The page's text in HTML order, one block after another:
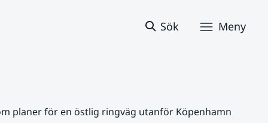
Sök Meny
planer för en östlig ringväg utanför Köpenhamn